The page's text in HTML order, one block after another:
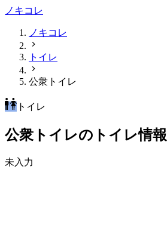
ノキコレ
ノキコレ
トイレ
公衆トイレ
トイレ
公衆トイレのトイレ情報
未入力